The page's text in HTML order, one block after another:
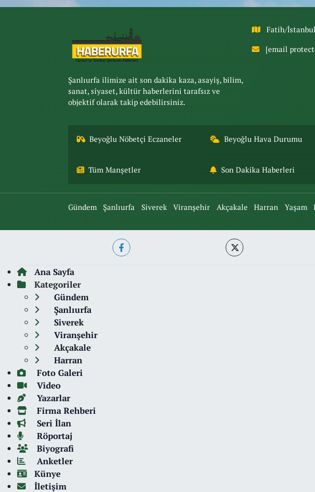
Şanlıurfa ilimize ait son dakika kaza, asayiş, bilim,
sanat, siyaset, kültür haberlerini tarafsız ve
objektif olarak takip edebilirsiniz.
Fatih/İstanbul
[email
Beyoğlu Nöbetçi Eczaneler Beyoğlu Hava Durumu
Tüm Manşetler Son Dakika Haberleri
Gündem Şanlıurfa Siverek Viranşehir Akçakale Harran Yaşam
Ana Sayfa
Kategoriler
Gündem
Şanlıurfa
Siverek
Viranşehir
Akçakale
Harran
Foto Galeri
Video
Yazarlar
Firma Rehberi
Seri İlan
Röportaj
Biyografi
Anketler
Künye
İletişim